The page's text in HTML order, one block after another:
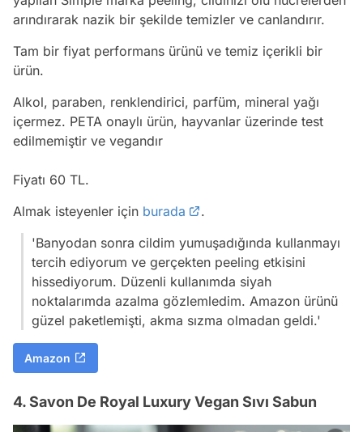
arındırarak nazik bir şekilde temizler ve canlandırır.
Tam bir fiyat performans ürünü ve temiz içerikli bir
ürün.
Alkol, paraben, renklendirici, parfüm, mineral yağı
içermez. PETA onaylı ürün, hayvanlar üzerinde test
edilmemiştir ve vegandır
Fiyatı 60 TL.
Almak isteyenler için burada
.
'Banyodan sonra cildim yumuşadığında kullanmayı
tercih ediyorum ve gerçekten peeling etkisini
hissediyorum. Düzenli kullanımda siyah
noktalarımda azalma gözlemledim. Amazon ürünü
güzel paketlemişti, akma sızma olmadan geldi.'
Amazon
4. Savon De Royal Luxury Vegan Sıvı Sabun